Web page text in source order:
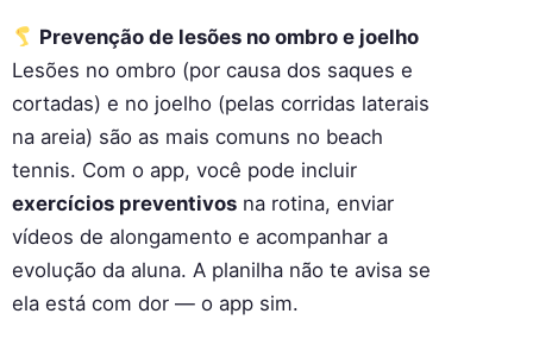
Prevenção de lesões no ombro e joelho
Lesões no ombro (por causa dos saques e
cortadas) e no joelho (pelas corridas laterais
na areia) são as mais comuns no beach
tennis. Com o app, você pode incluir
exercícios preventivos na rotina, enviar
vídeos de alongamento e acompanhar a
evolução da aluna. A planilha não te avisa se
ela está com dor — o app sim.